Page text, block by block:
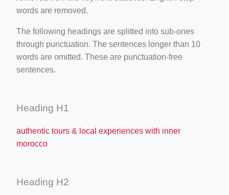
words are removed.
The following headings are splitted into sub-ones
through punctuation. The sentences longer than 10
words are omitted. These are punctuation-free
sentences.
Heading H1
authentic tours & local experiences with inner
morocco
Heading H2